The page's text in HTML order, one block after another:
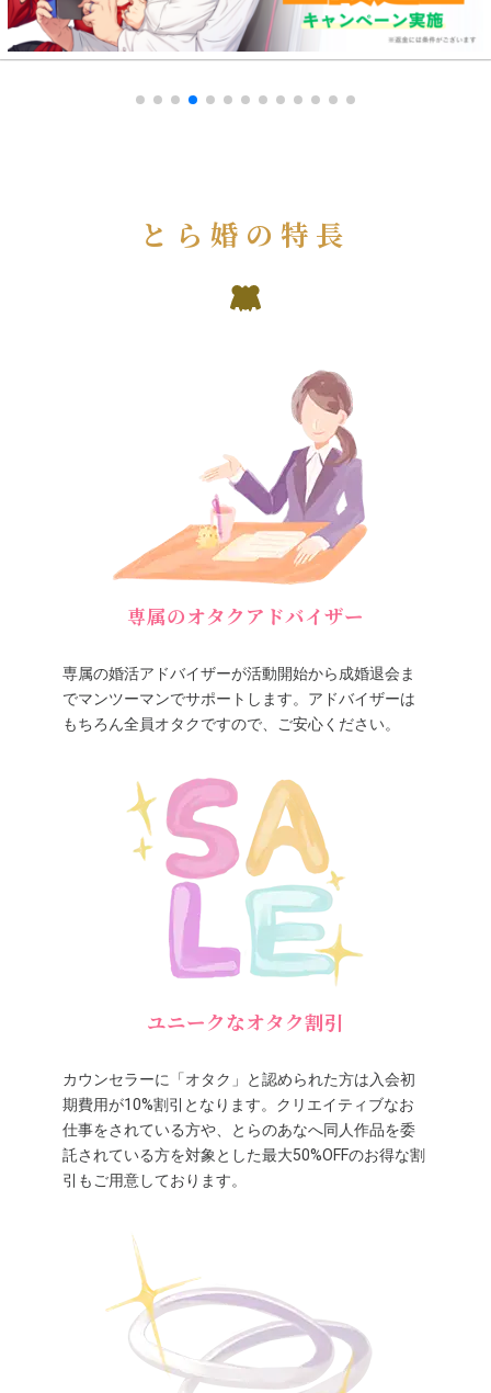
とら婚の特長
専属のオタクアドバイザー
専属の婚活アドバイザーが活動開始から成婚退会ま
でマンツーマンでサポートします。アドバイザーは
もちろん全員オタクですので、ご安心ください。
ユニークなオタク割引
カウンセラーに「オタク」と認められた方は入会初
期費用が10%割引となります。クリエイティブなお
仕事をされている方や、とらのあなへ同人作品を委
託されている方を対象とした最大50%OFFのお得な割
引もご用意しております。